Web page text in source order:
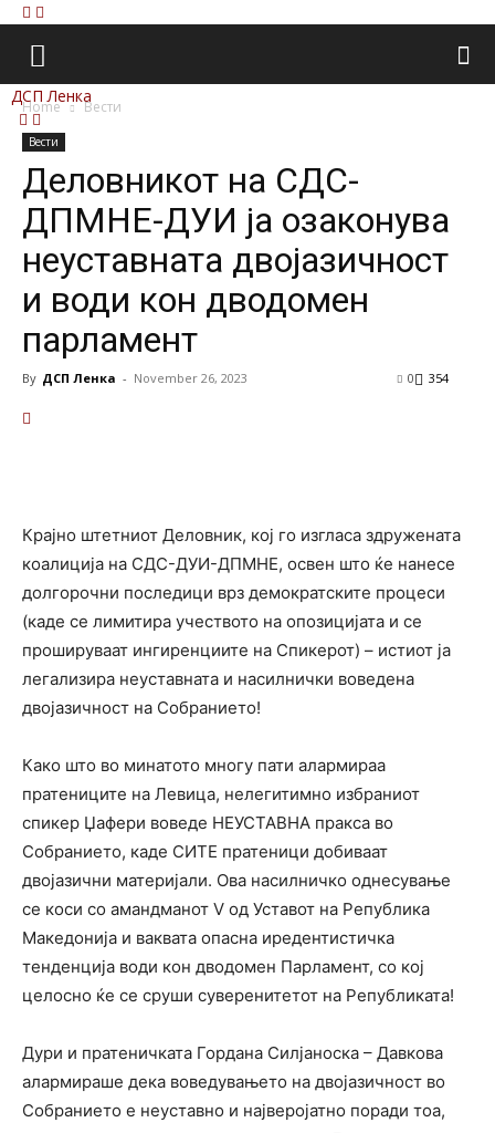
ДСП Ленка
Home Вести
Вести
Деловникот на СДС-
ДПМНЕ-ДУИ ја озаконува
неуставната двојазичност
и води кон дводомен
парламент
By ДСП Ленка - November 26, 2023 354
0
Крајно штетниот Деловник, кој го изгласа здружената
коалиција на СДС-ДУИ-ДПМНЕ, освен што ќе нанесе
долгорочни последици врз демократските процеси
(каде се лимитира учеството на опозицијата и се
прошируваат ингиренциите на Спикерот) – истиот ја
легализира неуставната и насилнички воведена
двојазичност на Собранието!
Како што во минатото многу пати алармираа
пратениците на Левица, нелегитимно избраниот
спикер Џафери воведе НЕУСТАВНА пракса во
Собранието, каде СИТЕ пратеници добиваат
двојазични материјали. Ова насилничко однесување
се коси со амандманот V од Уставот на Република
Македонија и ваквата опасна иредентистичка
тенденција води кон дводомен Парламент, со кој
целосно ќе се сруши суверенитетот на Републиката!
Дури и пратеничката Гордана Силјаноска – Давкова
алармираше дека воведувањето на двојазичност во
Собранието е неуставно и најверојатно поради тоа,